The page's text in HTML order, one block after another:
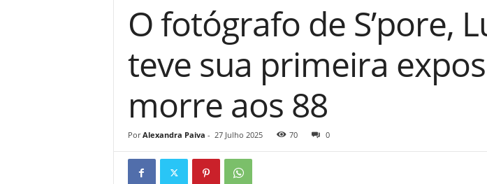
O fotógrafo de S’pore,
teve sua primeira
morre aos 88
Por Alexandra Paiva - 27 Julho 2025 70 0